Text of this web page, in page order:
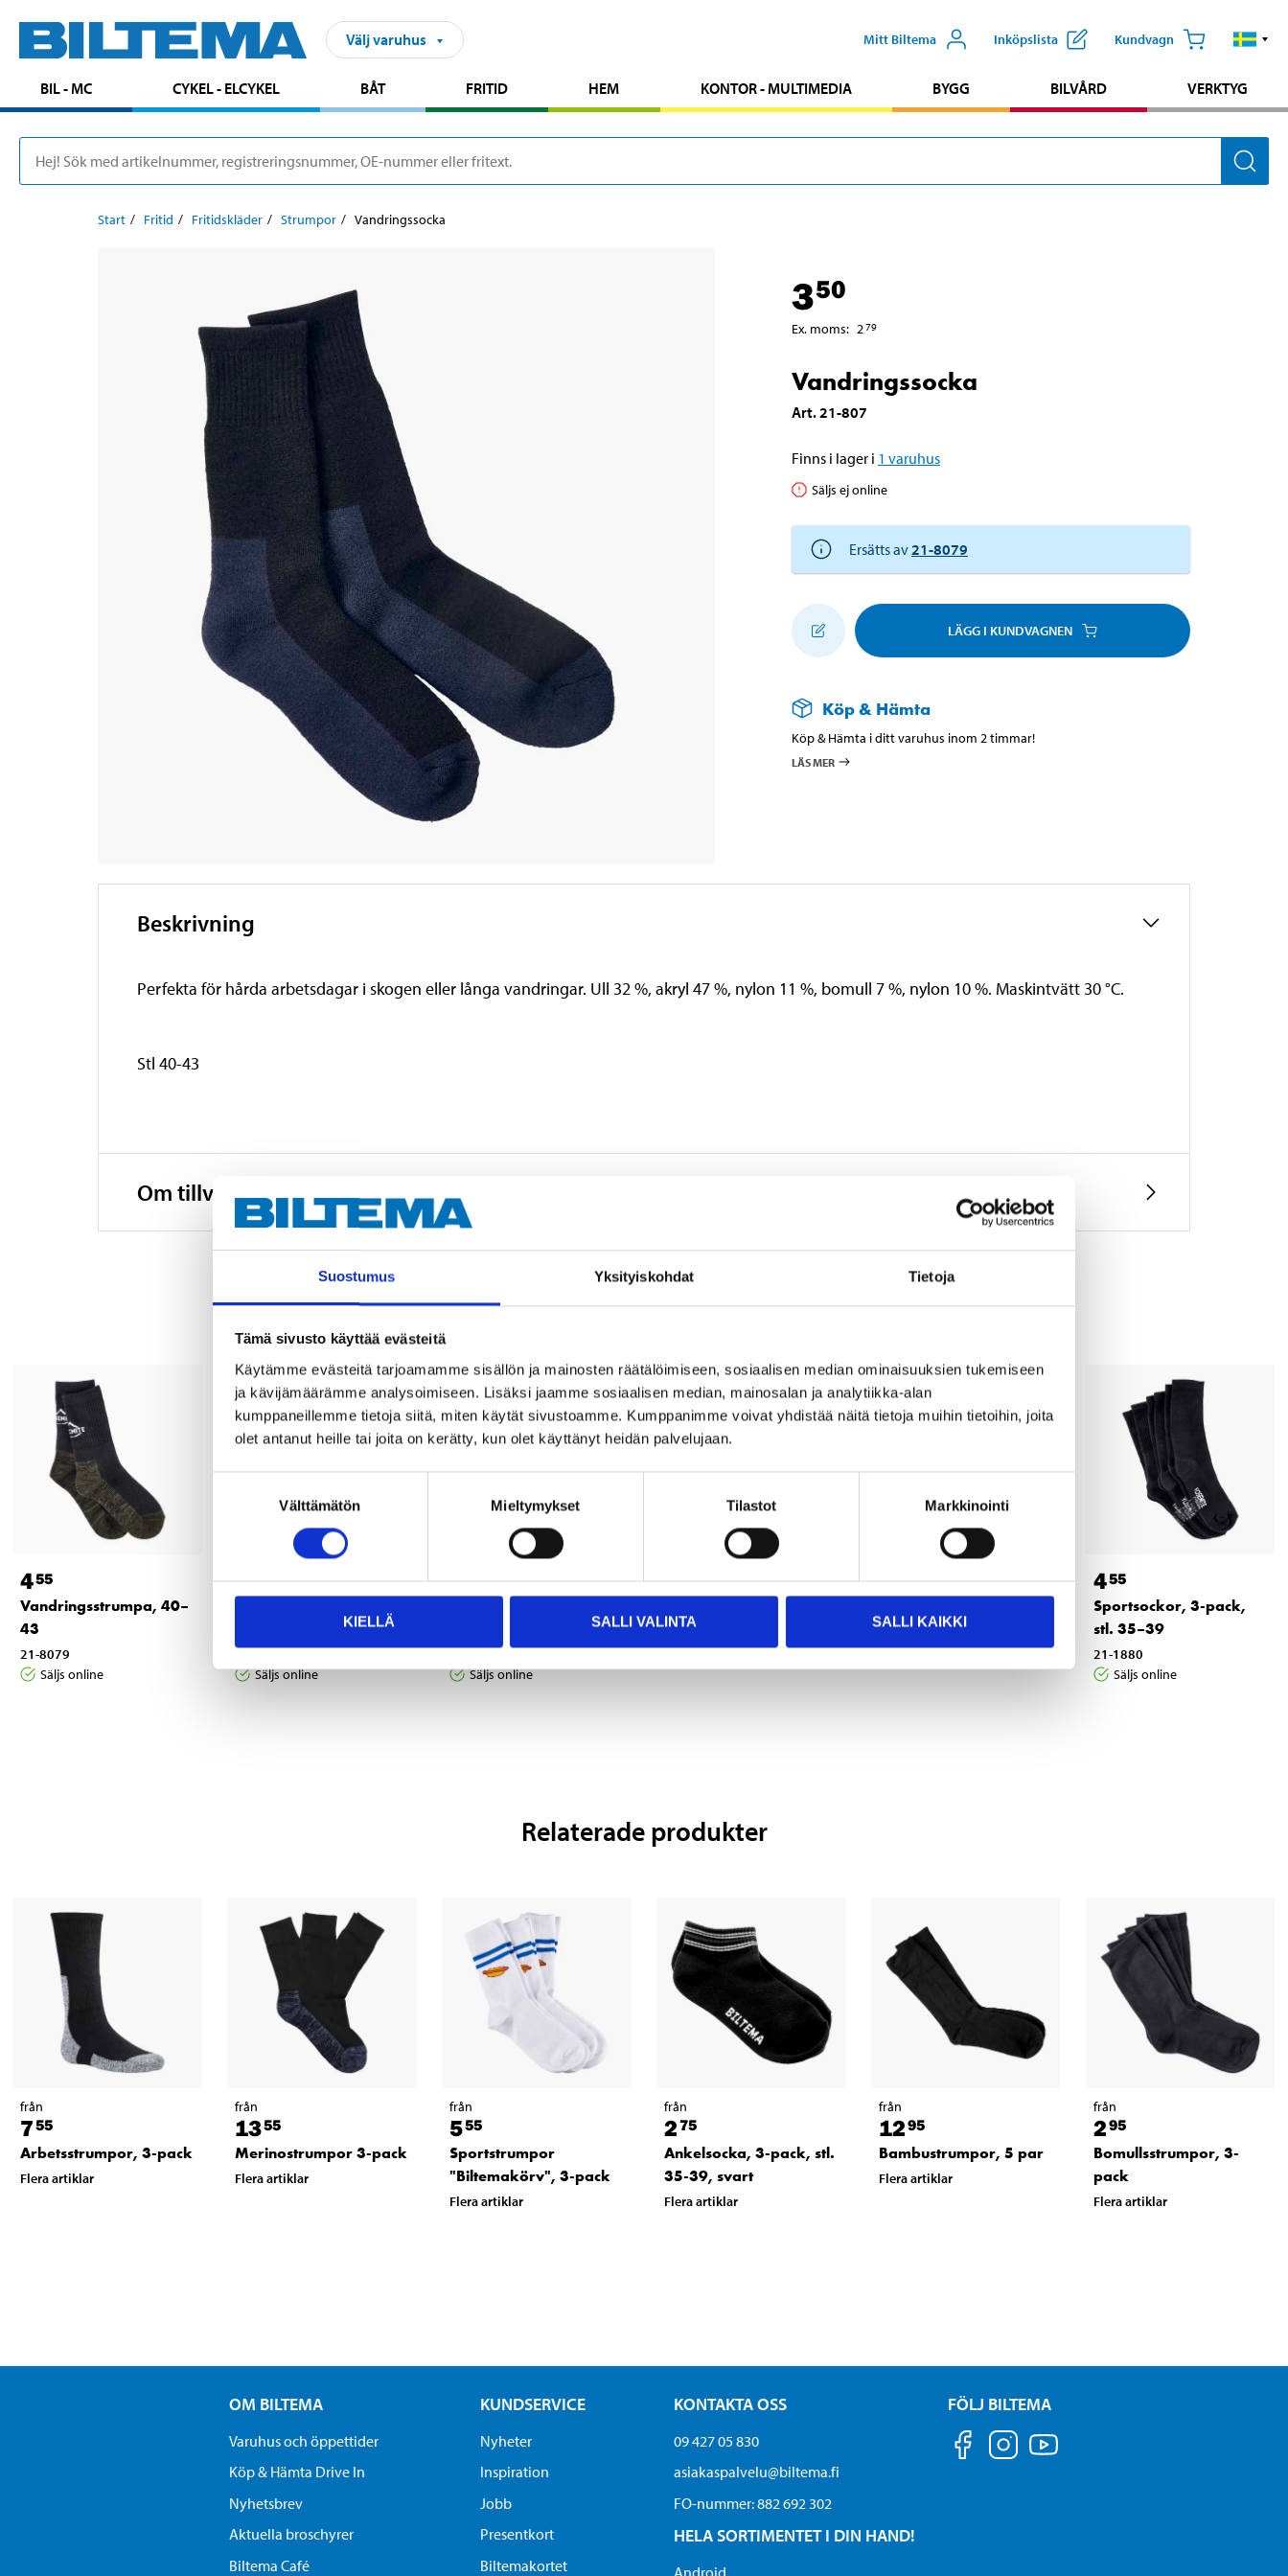
Suostumus Yksityiskohdat Tietoja
Tämä sivusto käyttää evästeitä
Käytämme evästeitä tarjoamamme sisällön ja mainosten räätälöimiseen, sosiaalisen median ominaisuuksien tukemiseen
ja kävijämäärämme analysoimiseen. Lisäksi jaamme sosiaalisen median, mainosalan ja analytiikka-alan
kumppaneillemme tietoja siitä, miten käytät sivustoamme. Kumppanimme voivat yhdistää näitä tietoja muihin tietoihin, joita
olet antanut heille tai joita on kerätty, kun olet käyttänyt heidän palvelujaan.
Välttämätön Mieltymykset Tilastot Markkinointi
KIELLÄ SALLI VALINTA SALLI KAIKKI
Välj varuhus Mitt Biltema Inköpslista Kundvagn
BIL - MC CYKEL - ELCYKEL BÅT FRITID HEM KONTOR - MULTIMEDIA BYGG BILVÅRD VERKTYG
Start Fritid Fritidskläder Strumpor Vandringssocka
350
Ex. moms: 279
Vandringssocka
Art.21-807
Finns i lager i 1 varuhus
Säljs ej online
Ersätts av21-8079
LÄGG I KUNDVAGNEN
Köp & Hämta
Köp & Hämta i ditt varuhus inom 2 timmar!
LÄS MER
Beskrivning
Perfekta för hårda arbetsdagar i skogen eller långa vandringar. Ull 32 %, akryl 47 %, nylon 11 %, bomull 7 %, nylon 10 %. Maskintvätt 30 °C.
Stl 40-43
Om tillverkaren
Andra kunder köpte också
455
Vandringsstrumpa, 40–
43
21-8079
Säljs online
455
21-1890
Säljs online
755
21-2340
Säljs online
125
98-9812
Säljs online
125
98-9811
Säljs online
455
Sportsockor, 3-pack,
stl. 35–39
21-1880
Säljs online
Relaterade produkter
från
755
Arbetsstrumpor, 3-pack
Flera artiklar
från
1355
Merinostrumpor 3-pack
Flera artiklar
från
555
Sportstrumpor
"Biltemakörv", 3-pack
Flera artiklar
från
275
Ankelsocka, 3-pack, stl.
35-39, svart
Flera artiklar
från
1295
Bambustrumpor, 5 par
Flera artiklar
från
295
Bomullsstrumpor, 3-
pack
Flera artiklar
OM BILTEMA
Varuhus och öppettider
Köp & Hämta Drive In
Nyhetsbrev
Aktuella broschyrer
Biltema Café
KUNDSERVICE
Nyheter
Inspiration
Jobb
Presentkort
Biltemakortet
KONTAKTA OSS
09 427 05 830
asiakaspalvelu@biltema.fi
FO-nummer:​ 882 692 302
HELA SORTIMENTET I DIN HAND!
FÖLJ BILTEMA